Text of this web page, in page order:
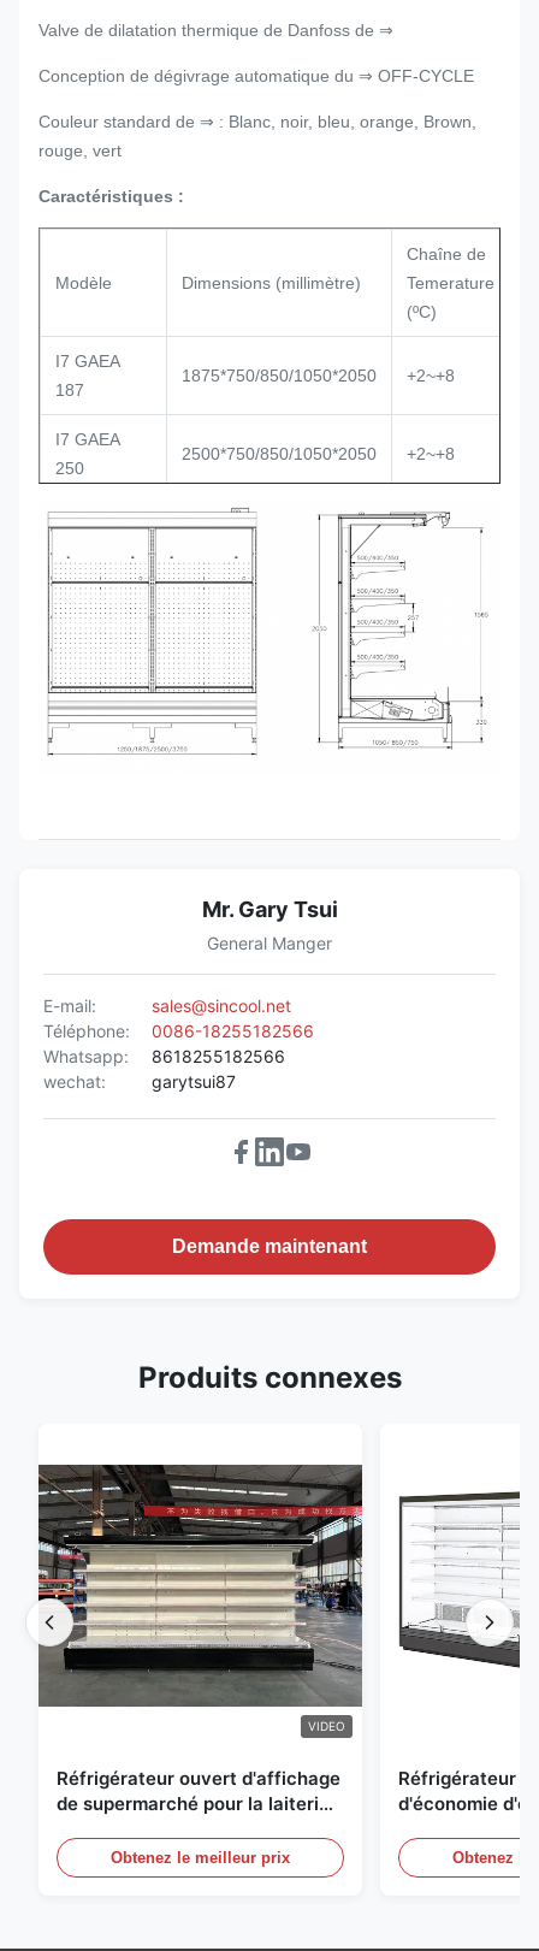
Valve de dilatation thermique de Danfoss de ⇒
Conception de dégivrage automatique du ⇒ OFF-CYCLE
Couleur standard de ⇒ : Blanc, noir, bleu, orange, Brown,
rouge, vert
Caractéristiques :
Modèle Dimensions (millimètre)
Chaîne de
Temerature
(ºC)
I7 GAEA
187
1875*750/850/1050*2050 +2~+8
I7 GAEA
250
2500*750/850/1050*2050 +2~+8
I7 GAEA
3750*750/850/1050*2050 +2~+8
EXTRÉMITÉ
D'I7 GAEA
40*750/850/1050*2050
disponible
Unité de condensation à distance
hermétique
Mr. Gary Tsui
General Manger
E-mail:
sales@sincool.net
Téléphone:
0086-18255182566
Whatsapp:
8618255182566
wechat:
garytsui87
Demande maintenant
Produits connexes
VIDEO
Réfrigérateur ouvert d'affichage
de supermarché pour la laiterie
LED
Obtenez le meilleur prix
Réfrigérateur
d'économie
Obtenez